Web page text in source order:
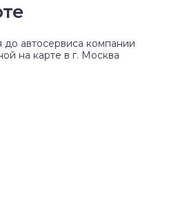
до автосервиса компании
на карте в г. Москва